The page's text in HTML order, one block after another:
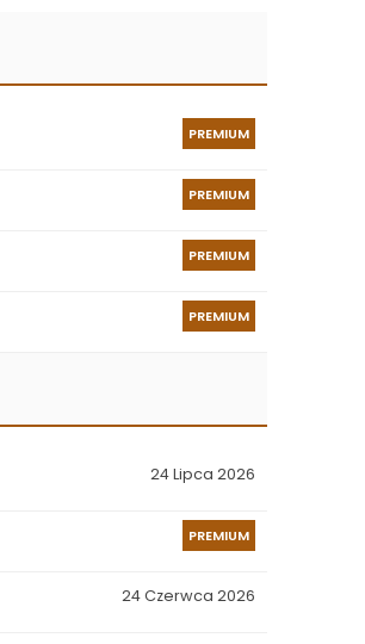
PREMIUM
PREMIUM
PREMIUM
PREMIUM
24 Lipca 2026
PREMIUM
24 Czerwca 2026